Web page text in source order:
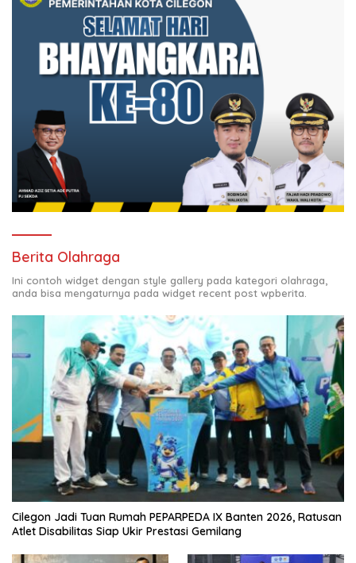
Berita Olahraga
Ini contoh widget dengan style gallery pada kategori olahraga,
anda bisa mengaturnya pada widget recent post wpberita.
Cilegon Jadi Tuan Rumah PEPARPEDA IX Banten 2026, Ratusan
Atlet Disabilitas Siap Ukir Prestasi Gemilang